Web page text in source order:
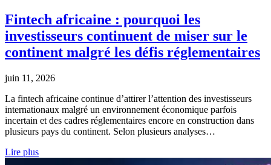
Fintech africaine : pourquoi les
investisseurs continuent de miser sur le
continent malgré les défis réglementaires
juin 11, 2026
La fintech africaine continue d’attirer l’attention des investisseurs
internationaux malgré un environnement économique parfois
incertain et des cadres réglementaires encore en construction dans
plusieurs pays du continent. Selon plusieurs analyses…
Lire plus